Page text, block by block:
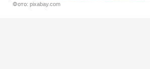
Фото: pixabay.com